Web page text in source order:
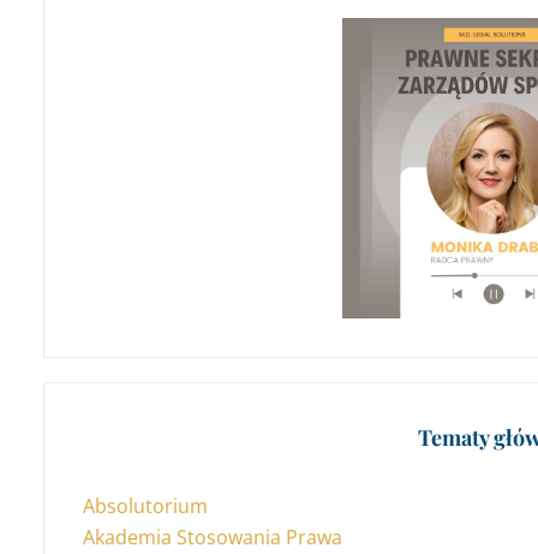
Tematy
Absolutorium
Akademia Stosowania Prawa